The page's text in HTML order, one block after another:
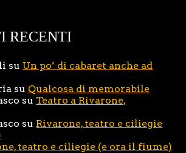
RECENTI
su Un po’ di cabaret anche ad
su Qualcosa di memorabile
su Teatro a Rivarone,
su Rivarone, teatro e ciliegie
teatro e ciliegie (e ora il fiume)